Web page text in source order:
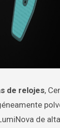
de relojes,
de